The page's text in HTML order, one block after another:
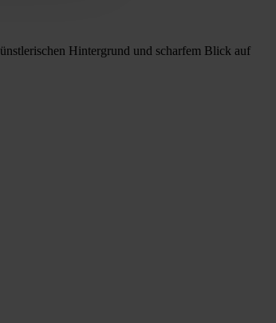
Hintergrund und scharfem Blick auf